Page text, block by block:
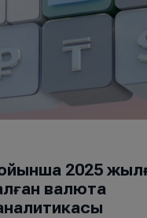
2025
валюта